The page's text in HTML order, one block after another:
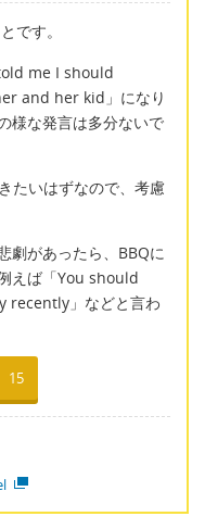
です。
me I should
and her kid」になり
様な発言は多分ないで
たいはずなので、考慮
劇があったら、BBQに
えば「You should
」などと言わ
15